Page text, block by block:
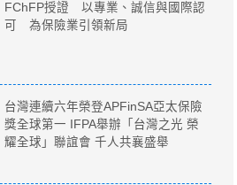
FChFP授證 以專業、誠信與國際認
可 為保險業引領新局
台灣連續六年榮登APFinSA亞太保險
獎全球第一 IFPA舉辦「台灣之光 榮
耀全球」聯誼會 千人共襄盛舉